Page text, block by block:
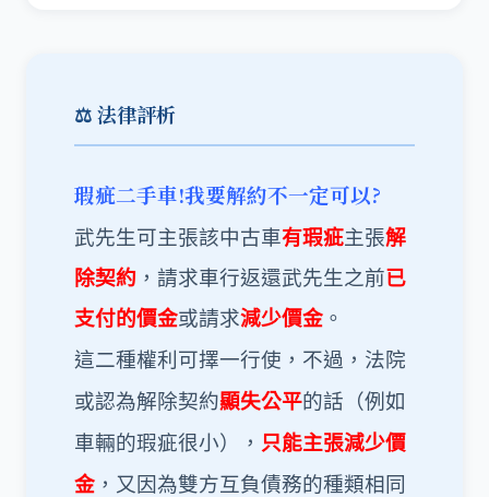
⚖️ 法律評析
瑕疵二手車!我要解約不一定可以?
武先生可主張該中古車有瑕疵主張解
除契約 ，請求車行返還武先生之前已
支付的價金或請求減少價金 。
這二種權利可擇一行使，不過，法院
或認為解除契約顯失公平的話（例如
車輛的瑕疵很小）， 只能主張減少價
金 ， 又因為雙方互負債務的種類相同